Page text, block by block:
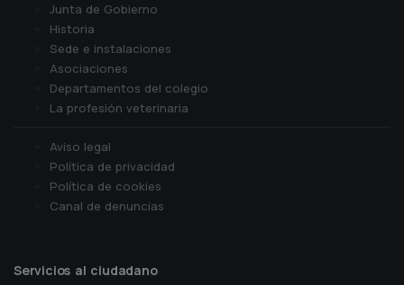
Junta de Gobierno
Historia
Sede e instalaciones
Asociaciones
Departamentos del colegio
La profesión veterinaria
Aviso legal
Política de privacidad
Política de cookies
Canal de denuncias
Servicios al ciudadano